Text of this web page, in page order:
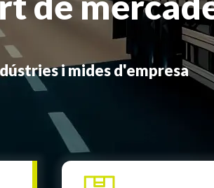
i mides d'empresa